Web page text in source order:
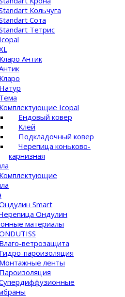
Кольчуга
Сота
Тетрис
Icopal
Кларо Антик
Кларо
Натур
Тема
Комплектующие Icopal
Ендовый ковер
Клей
Подкладочный ковер
Черепица коньково-
карнизная
Комплектующие
Smart
Ондулин
материалы
Влаго-ветрозащита
Гидро-пароизоляция
Монтажные ленты
Пароизоляция